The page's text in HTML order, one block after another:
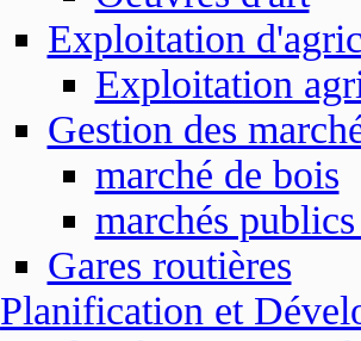
Exploitation
Exploitation
Gestion des
marché de bois
marchés
Gares routières
Planification et